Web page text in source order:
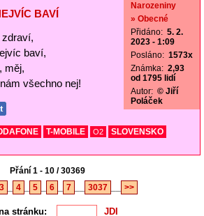
BAVÍ
zdraví,
baví,
měj,
všechno nej!
Narozeniny
» Obecné
Přidáno: 5. 2.
2023 - 1:09
Posláno: 1573x
Známka: 2,93
od 1795 lidí
Autor: © Jiří
Poláček
T-MOBILE O2
SLOVENSKO
Přání 1 - 10 / 30369
3 4 5 6 7 3037 >>
stránku: